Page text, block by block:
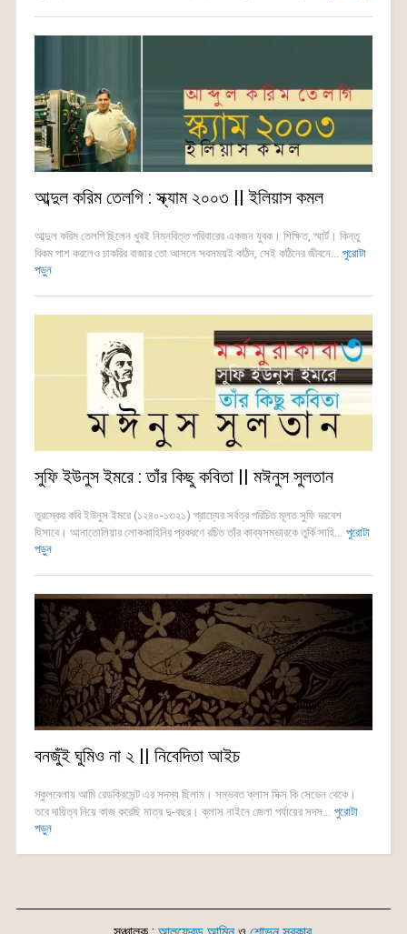
আব্দুল করিম তেলগি : স্ক্যাম ২০০৩ || ইলিয়াস কমল
আব্দুল করিম তেলগি ছিলেন খুবই নিম্নবিত্ত পরিবারের একজন যুবক। শিক্ষিত, স্মার্ট। কিন্তু
বিকম পাশ করলেও চাকরির বাজার তো আসলে সবসময়ই কঠিন, সেই কঠিনের জীবনে... পুরোটা
পড়ুন
সুফি ইউনুস ইমরে : তাঁর কিছু কবিতা || মঈনুস সুলতান
তুরস্কের কবি ইউনুস ইমরে (১২৪০-১৩২১) প্রাচ্যের সর্বত্র পরিচিত মূলত সুফি দরবেশ
হিসাবে। আনাতোলিয়ার লোককাহিনির প্রকরণে রচিত তাঁর কাব্যসম্ভারকে তুর্কি সাহি... পুরোটা
পড়ুন
বনজুঁই ঘুমিও না ২ || নিবেদিতা আইচ
স্কুলবেলায় আমি রেডক্রিসেন্ট এর সদস্য ছিলাম। সম্ভবত ক্লাস সিক্স কি সেভেন থেকে।
তবে দায়িত্ব নিয়ে কাজ করেছি মাত্র দু-বছর। ক্লাস নাইনে জেলা পর্যায়ের সদস... পুরোটা
পড়ুন